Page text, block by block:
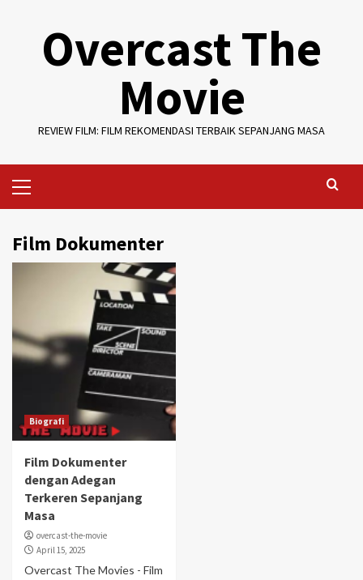
Overcast The
Movie
REVIEW FILM: FILM REKOMENDASI TERBAIK SEPANJANG MASA
Menu
Film Dokumenter
Biografi
Film Dokumenter
dengan Adegan
Terkeren Sepanjang
Masa
overcast-the-movie
April 15, 2025
Overcast The Movies - Film